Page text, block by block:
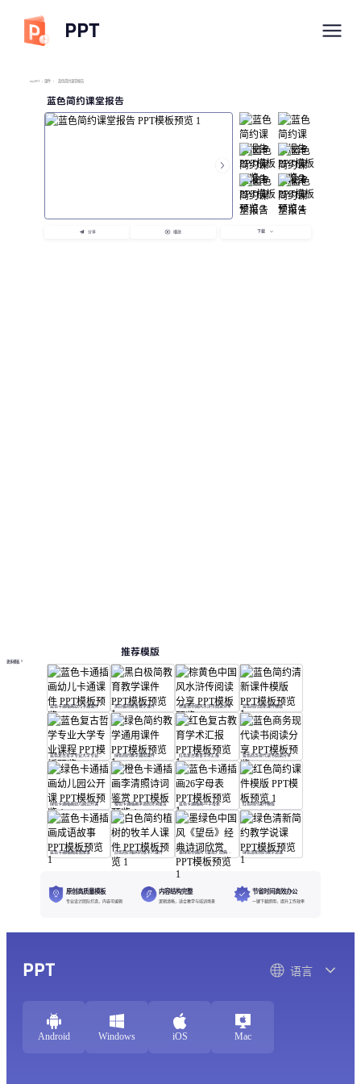
PPT
imyPPT / 课件 / 蓝色简约课堂报告
蓝色简约课堂报告
分享 播放 下载
推荐模版
更多模板
蓝色卡通插画幼儿卡通课件 黑白极简教育教学课件 棕黄色中国风水浒传阅读分享 蓝色简约清新课件模版
蓝色复古哲学专业大学专业课程 绿色简约教学通用课件 红色复古教育学术汇报 蓝色商务现代读书阅读分享
绿色卡通插画幼儿园公开课 橙色卡通插画李清照诗词鉴赏 蓝色卡通插画26字母表 红色简约课件模版
蓝色卡通插画成语故事 白色简约植树的牧羊人课件 墨绿色中国风《望岳》经典诗词欣赏 绿色清新简约教学说课
原创高质量模板
专业设计团队打造，内容可编辑
内容结构完整
逻辑清晰，适合教学与培训场景
节省时间高效办公
一键下载即用，提升工作效率
PPT 语言
Android Windows iOS Mac